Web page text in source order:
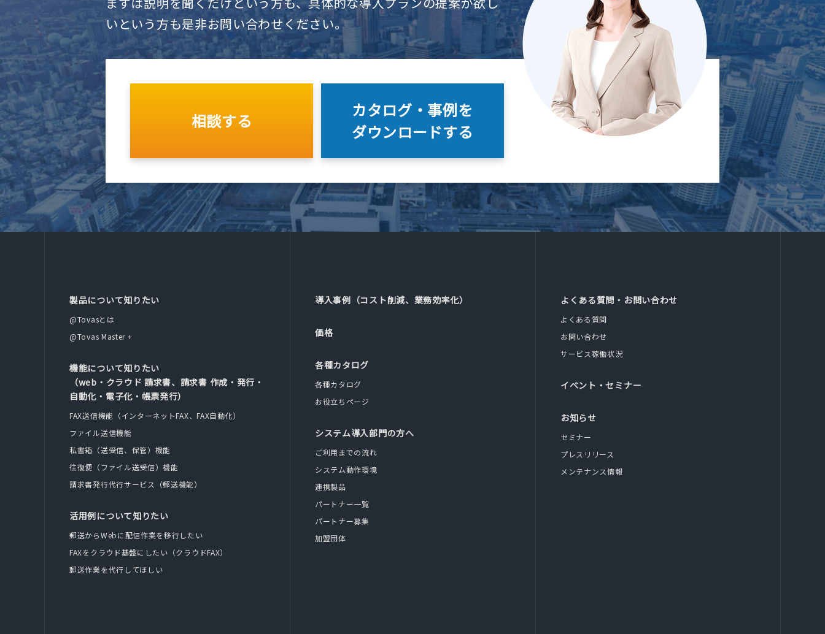
いという方も是非お問い合わせください。
相談する
カタログ・事例を
ダウンロードする
製品について知りたい
@Tovasとは
@Tovas Master +
機能について知りたい
（web・クラウド 請求書、請求書 作成・発行・
自動化・電子化・帳票発行）
FAX送信機能（インターネットFAX、FAX自動化）
ファイル送信機能
私書箱（送受信、保管）機能
往復便（ファイル送受信）機能
請求書発行代行サービス（郵送機能）
活用例について知りたい
郵送からWebに配信作業を移行したい
FAXをクラウド基盤にしたい（クラウドFAX）
郵送作業を代行してほしい
導入事例（コスト削減、業務効率化）
価格
各種カタログ
各種カタログ
お役立ちページ
システム導入部門の方へ
ご利用までの流れ
システム動作環境
連携製品
パートナー一覧
パートナー募集
加盟団体
よくある質問・お問い合わせ
よくある質問
お問い合わせ
サービス稼働状況
イベント・セミナー
お知らせ
セミナー
プレスリリース
メンテナンス情報